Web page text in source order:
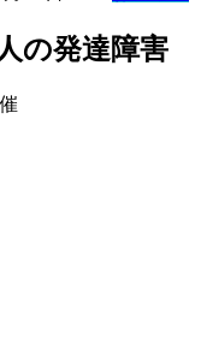
の発達障害